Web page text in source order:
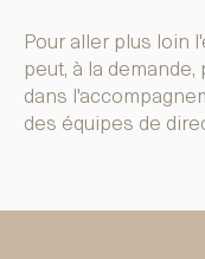
Pour aller plus loin
peut, à la
dans
des équipes de